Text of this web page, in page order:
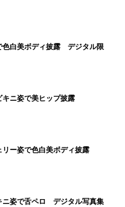
色白美ボディ披露 デジタル限
ニ姿で美ヒップ披露
ー姿で色白美ボディ披露
ニ姿で舌ペロ デジタル写真集